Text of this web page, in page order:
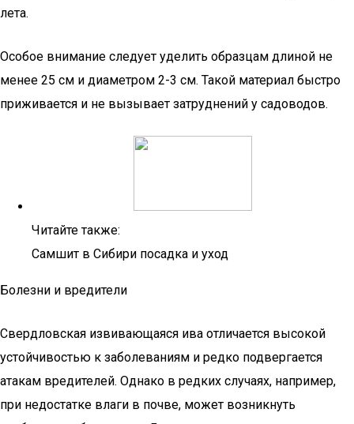
лета.
Особое внимание следует уделить образцам длиной не
менее 25 см и диаметром 2-3 см. Такой материал быстро
приживается и не вызывает затруднений у садоводов.
Читайте также:
Самшит в Сибири посадка и уход
Болезни и вредители
Свердловская извивающаяся ива отличается высокой
устойчивостью к заболеваниям и редко подвергается
атакам вредителей. Однако в редких случаях, например,
при недостатке влаги в почве, может возникнуть